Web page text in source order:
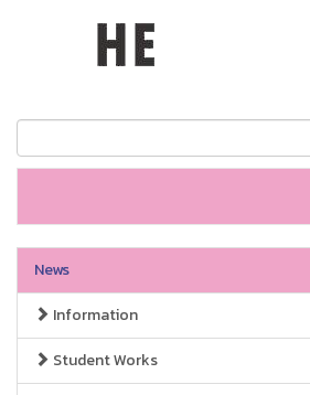
News
Information
Student Works